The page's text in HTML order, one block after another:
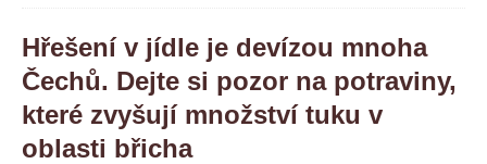
Hřešení v jídle je devízou mnoha
Čechů. Dejte si pozor na potraviny,
které zvyšují množství tuku v
oblasti břicha